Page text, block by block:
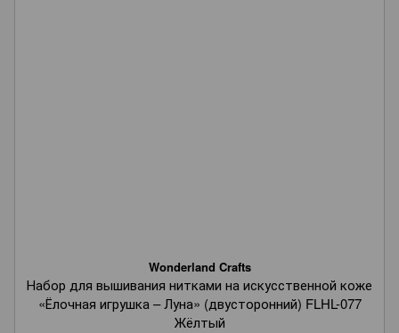
Wonderland Crafts
Набор для вышивания нитками на искусственной коже
«Ёлочная игрушка – Луна» (двусторонний) FLHL-077
Жёлтый